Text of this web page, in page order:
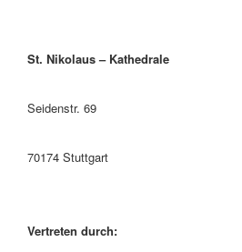
St. Nikolaus – Kathedrale
Seidenstr. 69
70174 Stuttgart
Vertreten durch: